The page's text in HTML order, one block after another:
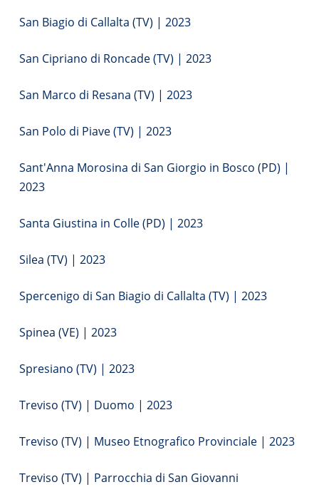
San Biagio di Callalta (TV) | 2023
San Cipriano di Roncade (TV) | 2023
San Marco di Resana (TV) | 2023
San Polo di Piave (TV) | 2023
Sant'Anna Morosina di San Giorgio in Bosco (PD) |
2023
Santa Giustina in Colle (PD) | 2023
Silea (TV) | 2023
Spercenigo di San Biagio di Callalta (TV) | 2023
Spinea (VE) | 2023
Spresiano (TV) | 2023
Treviso (TV) | Duomo | 2023
Treviso (TV) | Museo Etnografico Provinciale | 2023
Treviso (TV) | Parrocchia di San Giovanni